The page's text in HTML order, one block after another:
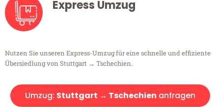
Express Umzug
Nutzen Sie unseren Express-Umzug für eine schnelle und effiziente
Übersiedlung von Stuttgart → Tschechien.
Umzug: Stuttgart → Tschechien anfragen